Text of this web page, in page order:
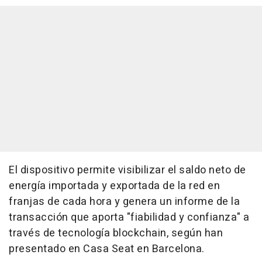
El dispositivo permite visibilizar el saldo neto de
energía importada y exportada de la red en
franjas de cada hora y genera un informe de la
transacción que aporta "fiabilidad y confianza" a
través de tecnología blockchain, según han
presentado en Casa Seat en Barcelona.